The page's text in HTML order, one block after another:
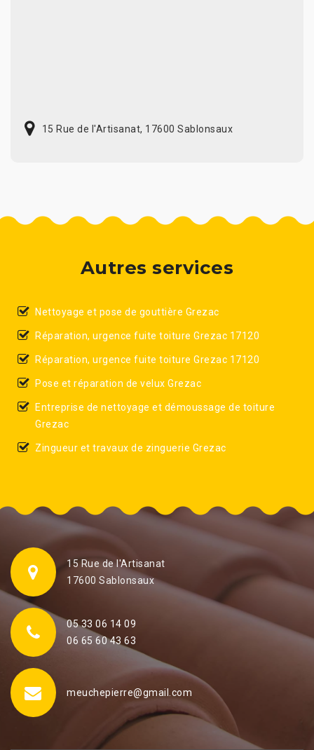
15 Rue de l'Artisanat, 17600 Sablonsaux
Autres services
Nettoyage et pose de gouttière Grezac
Réparation, urgence fuite toiture Grezac 17120
Réparation, urgence fuite toiture Grezac 17120
Pose et réparation de velux Grezac
Entreprise de nettoyage et démoussage de toiture
Grezac
Zingueur et travaux de zinguerie Grezac
15 Rue de l'Artisanat
17600 Sablonsaux
05 33 06 14 09
06 65 60 43 63
meuchepierre@gmail.com